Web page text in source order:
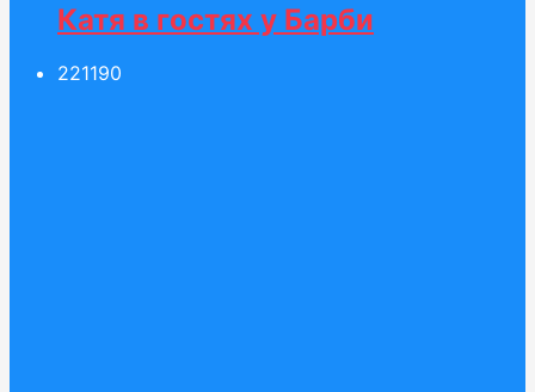
Катя в гостях у Барби
221190